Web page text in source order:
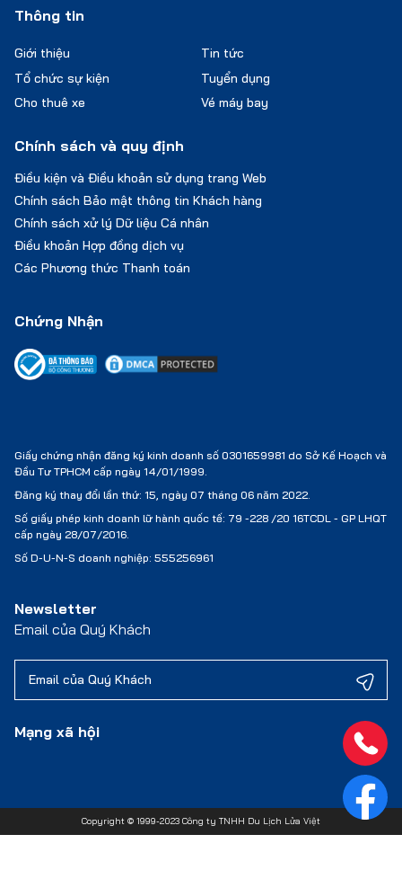
Chứng Nhận
Giấy chứng nhận đăng ký kinh doanh số 0301659981 do Sở Kế Hoạch và
Đầu Tư TPHCM cấp ngày 14/01/1999.
Đăng ký thay đổi lần thứ: 15, ngày 07 tháng 06 năm 2022.
Số giấy phép kinh doanh lữ hành quốc tế: 79 -228 /20 16TCDL - GP LHQT
cấp ngày 28/07/2016.
Số D-U-N-S doanh nghiệp: 555256961
Thông tin
Giới thiệu
Tổ chức sự kiện
Cho thuê xe
Vé máy bay
Tin tức
Tuyển dụng
Chính sách và quy định
Điều kiện và Điều khoản sử dụng trang Web
Chính sách Bảo mật thông tin Khách hàng
Chính sách xử lý Dữ liệu Cá nhân
Điều khoản Hợp đồng dịch vụ
Các Phương thức Thanh toán
Newsletter
Email của Quý Khách
Mạng xã hội
Copyright © 1999-2023 Công ty TNHH Du Lịch Lửa Việt